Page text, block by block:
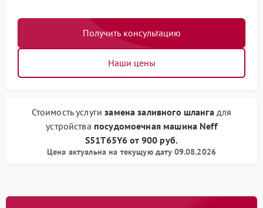
Получить консультацию
Наши цены
Стоимость услугизамена заливного шланга для
устройства посудомоечная машина Neff
S51T65Y6от 900 руб.
Цена актуальна на текущую дату 09.08.2026